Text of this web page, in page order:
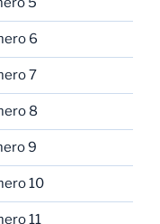
6
7
8
9
10
11